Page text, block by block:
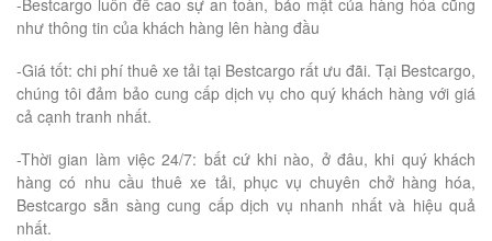
như thông tin của khách hàng lên hàng đầu
-Giá tốt: chi phí thuê xe tải tại Bestcargo rất ưu đãi. Tại Bestcargo,
chúng tôi đảm bảo cung cấp dịch vụ cho quý khách hàng với giá
cả cạnh tranh nhất.
-Thời gian làm việc 24/7: bất cứ khi nào, ở đâu, khi quý khách
hàng có nhu cầu thuê xe tải, phục vụ chuyên chở hàng hóa,
Bestcargo sẵn sàng cung cấp dịch vụ nhanh nhất và hiệu quả
nhất.